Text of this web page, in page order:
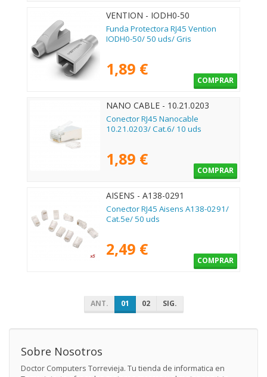
VENTION - IODH0-50
Funda Protectora RJ45 Vention
IODH0-50/ 50 uds/ Gris
1,89 €
COMPRAR
NANO CABLE - 10.21.0203
Conector RJ45 Nanocable
10.21.0203/ Cat.6/ 10 uds
1,89 €
COMPRAR
AISENS - A138-0291
Conector RJ45 Aisens A138-0291/
Cat.5e/ 50 uds
2,49 €
COMPRAR
ANT. 01 02 SIG.
Sobre Nosotros
Doctor Computers Torrevieja. Tu tienda de informatica en